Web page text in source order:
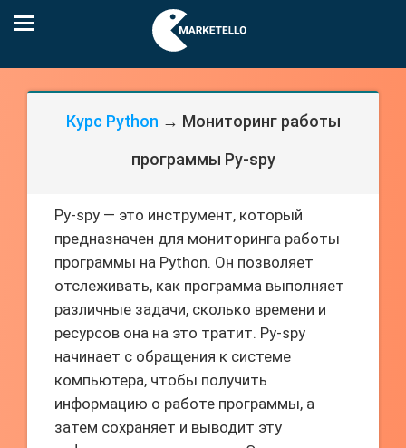
Курс Python → Мониторинг работы
программы Py-spy
Py-spy — это инструмент, который
предназначен для мониторинга работы
программы на Python. Он позволяет
отслеживать, как программа выполняет
различные задачи, сколько времени и
ресурсов она на это тратит. Py-spy
начинает с обращения к системе
компьютера, чтобы получить
информацию о работе программы, а
затем сохраняет и выводит эту